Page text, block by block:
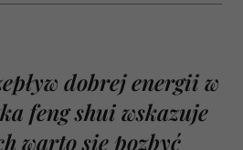
dobrej energii w
feng shui wskazuje
warto się pozbyć